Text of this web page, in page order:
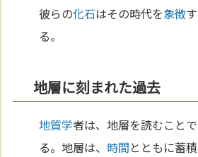
彼らの化石はその時代を象徴
る。
地層に刻まれた過去
地質学者は、地層を読むことで
る。地層は、 時間とともに蓄